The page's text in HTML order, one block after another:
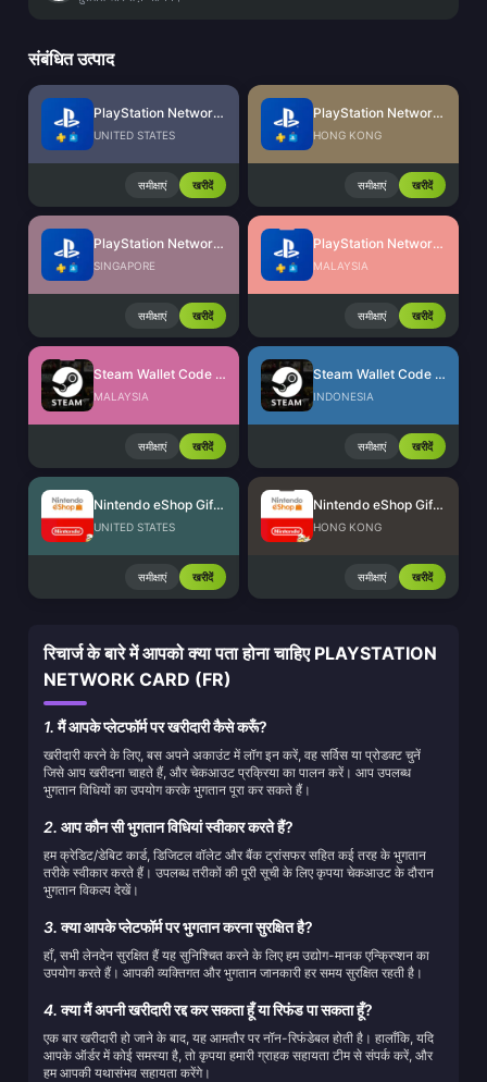
संबंधित उत्पाद
PlayStation Network Card (US)
UNITED STATES
समीक्षाएं खरीदें
PlayStation Network Card (HK)
HONG KONG
समीक्षाएं खरीदें
PlayStation Network Card (SG)
SINGAPORE
समीक्षाएं खरीदें
PlayStation Network Card (MY)
MALAYSIA
समीक्षाएं खरीदें
Steam Wallet Code (MYR)
MALAYSIA
समीक्षाएं खरीदें
Steam Wallet Code (IDR)
INDONESIA
समीक्षाएं खरीदें
Nintendo eShop Gift Card (US)
UNITED STATES
समीक्षाएं खरीदें
Nintendo eShop Gift Card (HK)
HONG KONG
समीक्षाएं खरीदें
रिचार्ज के बारे में आपको क्या पता होना चाहिए PLAYSTATION
NETWORK CARD (FR)
1.मैं आपके प्लेटफॉर्म पर खरीदारी कैसे करूँ?
खरीदारी करने के लिए, बस अपने अकाउंट में लॉग इन करें, वह सर्विस या प्रोडक्ट चुनें
जिसे आप खरीदना चाहते हैं, और चेकआउट प्रक्रिया का पालन करें। आप उपलब्ध
भुगतान विधियों का उपयोग करके भुगतान पूरा कर सकते हैं।
2. आप कौन सी भुगतान विधियां स्वीकार करते हैं?
हम क्रेडिट/डेबिट कार्ड, डिजिटल वॉलेट और बैंक ट्रांसफर सहित कई तरह के भुगतान
तरीके स्वीकार करते हैं। उपलब्ध तरीकों की पूरी सूची के लिए कृपया चेकआउट के दौरान
भुगतान विकल्प देखें।
3.क्या आपके प्लेटफॉर्म पर भुगतान करना सुरक्षित है?
हाँ, सभी लेनदेन सुरक्षित हैं यह सुनिश्चित करने के लिए हम उद्योग-मानक एन्क्रिप्शन का
उपयोग करते हैं। आपकी व्यक्तिगत और भुगतान जानकारी हर समय सुरक्षित रहती है।
4.क्या मैं अपनी खरीदारी रद्द कर सकता हूँ या रिफंड पा सकता हूँ?
एक बार खरीदारी हो जाने के बाद, यह आमतौर पर नॉन-रिफंडेबल होती है। हालाँकि, यदि
आपके ऑर्डर में कोई समस्या है, तो कृपया हमारी ग्राहक सहायता टीम से संपर्क करें, और
हम आपकी यथासंभव सहायता करेंगे।